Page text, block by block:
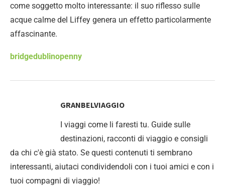
come soggetto molto interessante: il suo riflesso sulle
acque calme del Liffey genera un effetto particolarmente
affascinante.
bridgedublinopenny
GRANBELVIAGGIO
I viaggi come li faresti tu. Guide sulle
destinazioni, racconti di viaggio e consigli
da chi c'è già stato. Se questi contenuti ti sembrano
interessanti, aiutaci condividendoli con i tuoi amici e con i
tuoi compagni di viaggio!